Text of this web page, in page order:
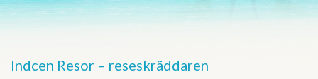
Indcen Resor – reseskräddaren